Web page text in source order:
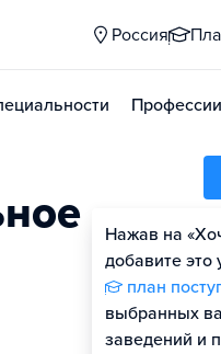
Россия
Профессии
Нажав на
добавите это
план
выбранных
заведений и